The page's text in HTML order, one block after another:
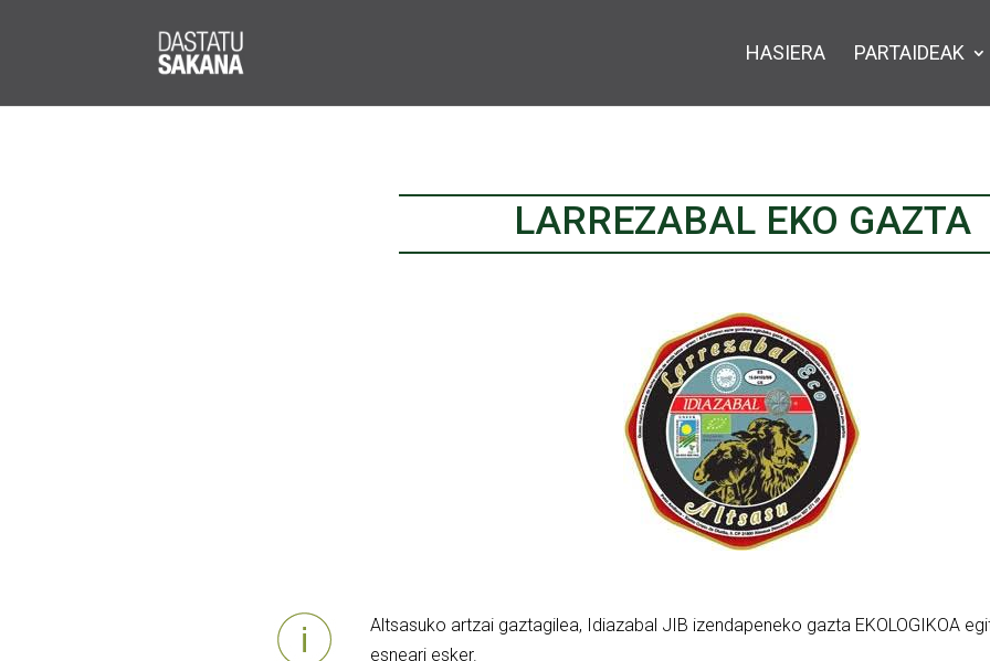
HASIERA PARTAIDEAK
LARREZABAL EKO GAZTA
Altsasuko artzai gaztagilea, Idiazabal JIB izendapeneko gazta EKOLOGIKOA
esneari esker.